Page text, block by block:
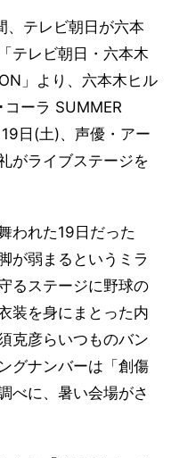
、テレビ朝日が六本
テレビ朝日・六本木
」より、六本木ヒル
コーラ SUMMER
日(土)、声優・アー
がライブステージを
われた19日だった
が弱まるというミラ
るステージに野球の
装を身にまとった内
克彦らいつものバン
グナンバーは「創傷
べに、暑い会場がさ